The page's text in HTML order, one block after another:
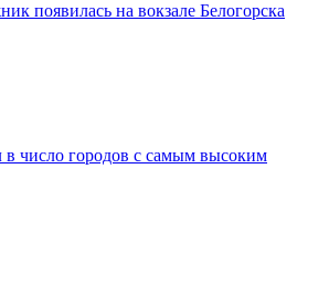
появилась на вокзале Белогорска
в число городов с самым высоким